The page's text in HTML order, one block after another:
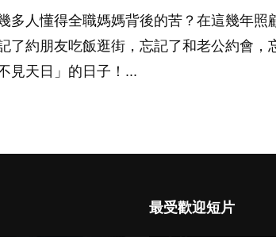
多人懂得全職媽媽背後的苦？在這幾年照
了約朋友吃飯逛街，忘記了和老公約會，
見天日」的日子！...
最受歡迎短片